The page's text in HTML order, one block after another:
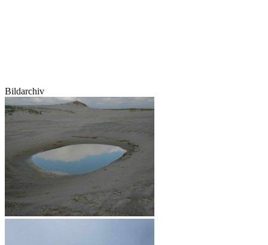
Bildarchiv